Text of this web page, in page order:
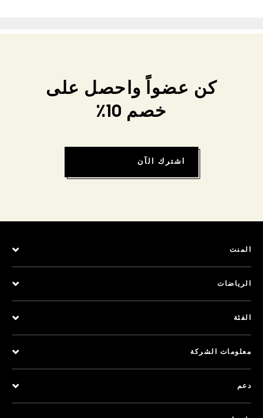
كن عضواً واحصل على
خصم 10٪
اشترك الآن
المنت
الرياضات
الفئة
معلومات الشركة
دعم